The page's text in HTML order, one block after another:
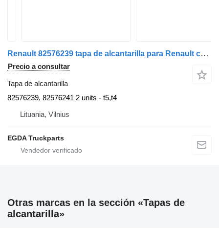
Renault 82576239 tapa de alcantarilla para Renault cabeza tractora
Precio a consultar
Tapa de alcantarilla
82576239, 82576241 2 units - t5,t4
Lituania, Vilnius
EGDA Truckparts
Otras marcas en la sección «Tapas de
alcantarilla»